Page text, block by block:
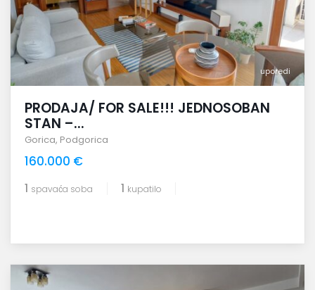
uporedi
PRODAJA/ FOR SALE!!! JEDNOSOBAN
STAN –...
Gorica, Podgorica
160.000 €
1 spavaća soba 1 kupatilo